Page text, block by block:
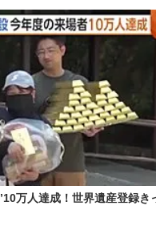
万人達成！世界遺産登録き